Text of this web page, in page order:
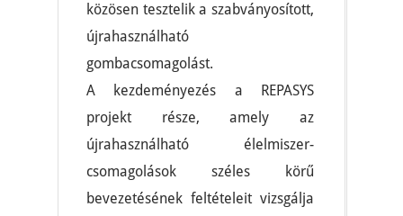
közösen tesztelik a szabványosított,
újrahasználható
gombacsomagolást.
A kezdeményezés a REPASYS
projekt része, amely az
újrahasználható élelmiszer-
csomagolások széles körű
bevezetésének feltételeit vizsgálja